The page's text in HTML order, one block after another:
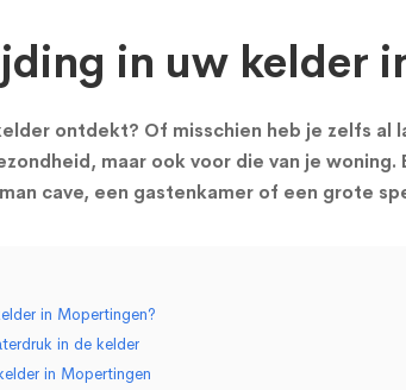
in uw kelder
ontdekt? Of misschien heb je zelfs al
maar ook voor die van je
cave, een gastenkamer of een grote
in Mopertingen?
in de kelder
in Mopertingen